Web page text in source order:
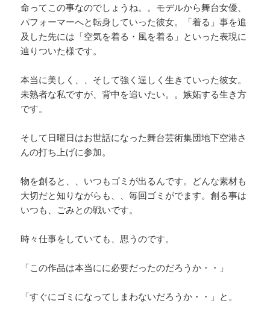
命ってこの事なのでしょうね。。モデルから舞台女優、
パフォーマーへと転身していった彼女。「着る」事を追
及した先には「空気を着る・風を着る」といった表現に
辿りついた様です。
本当に美しく、、そして強く逞しく生きていった彼女。
未熟者な私ですが、背中を追いたい。。嫉妬する生き方
です。
そして日曜日はお世話になった舞台芸術集団地下空港さ
んの打ち上げに参加。
物を創ると、、いつもゴミが出るんです。どんな素材も
大切だと知りながらも、、毎回ゴミがでます。創る事は
いつも、ごみとの戦いです。
時々仕事をしていても、思うのです。
「この作品は本当にに必要だったのだろうか・・」
「すぐにゴミになってしまわないだろうか・・」と。